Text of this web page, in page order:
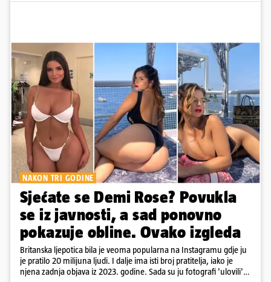
NAKON TRI GODINE
Sjećate se Demi Rose? Povukla
se iz javnosti, a sad ponovno
pokazuje obline. Ovako izgleda
Britanska ljepotica bila je veoma popularna na Instagramu gdje ju
je pratilo 20 milijuna ljudi. I dalje ima isti broj pratitelja, iako je
njena zadnja objava iz 2023. godine. Sada su ju fotografi 'ulovili'